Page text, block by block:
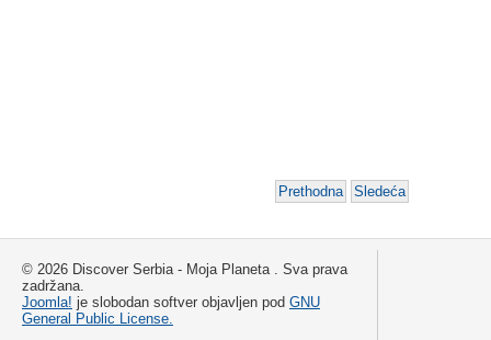
Prethodna Sledeća
© 2026 Discover Serbia - Moja Planeta . Sva prava
zadržana.
Joomla! je slobodan softver objavljen pod GNU
General Public License.